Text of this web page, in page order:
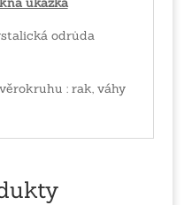
odrůda
: rak, váhy